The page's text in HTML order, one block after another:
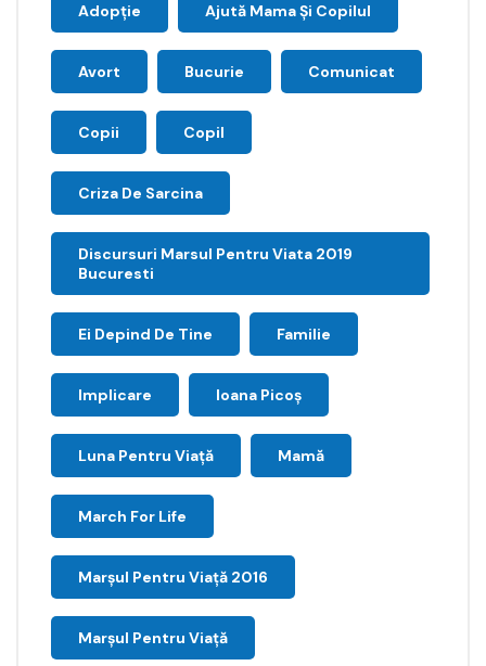
Adopție Ajută Mama Și Copilul
Avort Bucurie Comunicat
Copii Copil
Criza De Sarcina
Discursuri Marsul Pentru Viata 2019
Bucuresti
Ei Depind De Tine Familie
Implicare Ioana Picoş
Luna Pentru Viață Mamă
March For Life
Marşul Pentru Viaţă 2016
Marșul Pentru Viață